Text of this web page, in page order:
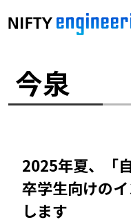
今泉
2025年夏、「
卒学生向けの
します